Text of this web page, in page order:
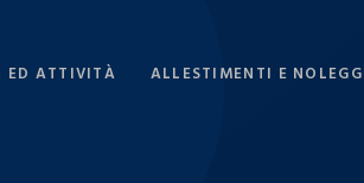
ED ATTIVITÀ ALLESTIMENTI E